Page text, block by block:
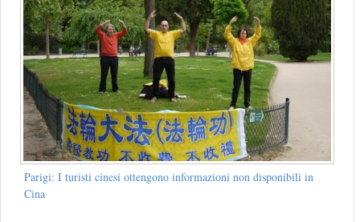
Parigi: I turisti cinesi ottengono informazioni non disponibili in
Cina